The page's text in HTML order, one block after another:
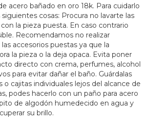
acero bañado en oro 18k. Para cuidarlo
cosas: Procura no lavarte las
la pieza puesta. En caso contrario
Recomendamos no realizar
accesorios puestas ya que la
la pieza o la deja opaca. Evita poner
directo con crema, perfumes, alcohol
para evitar dañar el baño. Guárdalas
o cajitas individuales lejos del alcance de
podes hacerlo con un paño para acero
de algodón humedecido en agua y
su brillo.